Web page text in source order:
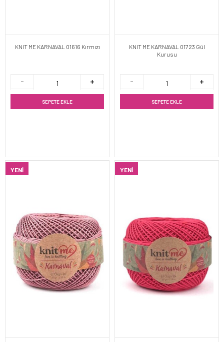
KNIT ME KARNAVAL 01616 Kırmızı
SEPETE EKLE
KNIT ME KARNAVAL 01723 Gül
Kurusu
SEPETE EKLE
YENI YENI